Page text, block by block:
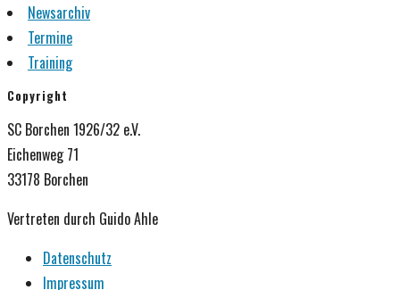
Newsarchiv
Termine
Training
Copyright
SC Borchen 1926/32 e.V.
Eichenweg 71
33178 Borchen
Vertreten durch Guido Ahle
Datenschutz
Impressum